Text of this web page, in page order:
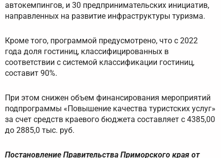
автокемпингов, и 30 предпринимательских инициатив,
направленных на развитие инфраструктуры туризма.
Кроме того, программой предусмотрено, что с 2022
года доля гостиниц, классифицированных в
соответствии с системой классификации гостиниц,
составит 90%.
При этом снижен объем финансирования мероприятий
подпрограммы «Повышение качества туристских услуг»
за счет средств краевого бюджета составляет с 4385,00
до 2885,0 тыс. руб.
Постановление Правительства Приморского края от